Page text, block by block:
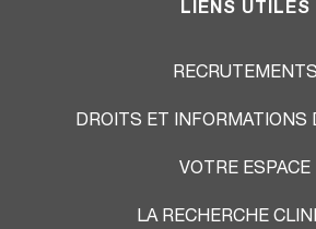
LIENS UTILES
RECRUTEMENTS
DROITS ET INFORMATIONS
VOTRE ESPACE
LA RECHERCHE